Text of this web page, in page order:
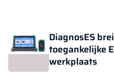
DiagnosES
toegankelijke
werkplaats